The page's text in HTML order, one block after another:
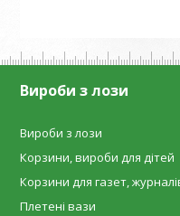
Вироби з лози
Вироби з лози
Корзини, вироби для дітей
Корзини для газет,
Плетені вази